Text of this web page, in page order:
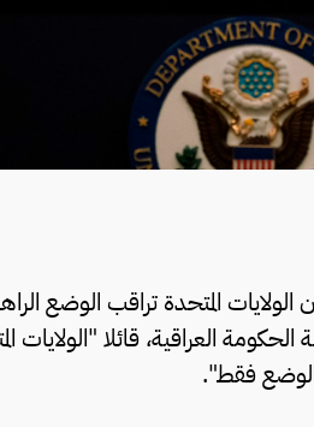
المتحدة تراقب الوضع
الحكومة العراقية، قائلا
الوضع فقط".